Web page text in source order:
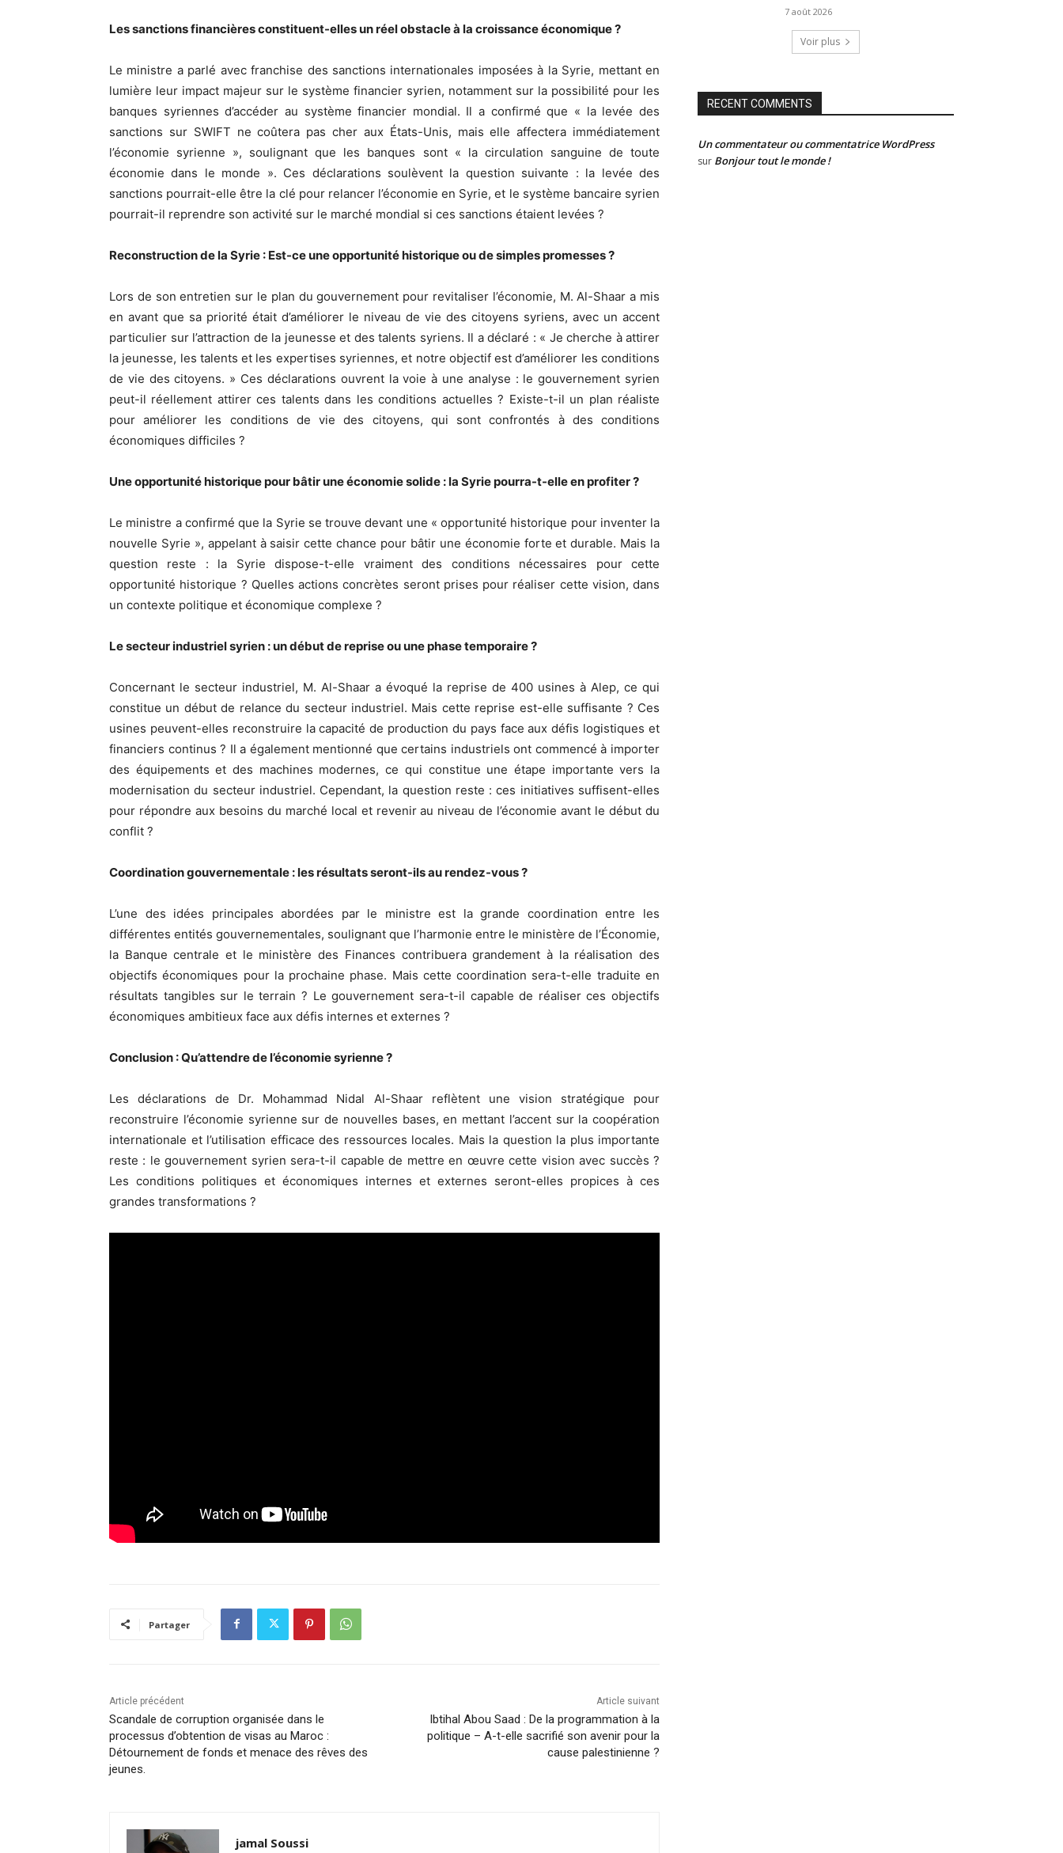
Les sanctions financières constituent-elles un réel obstacle à la croissance économique ?
Le ministre a parlé avec franchise des sanctions internationales imposées à la Syrie, mettant en
lumière leur impact majeur sur le système financier syrien, notamment sur la possibilité pour les
banques syriennes d’accéder au système financier mondial. Il a confirmé que « la levée des
sanctions sur SWIFT ne coûtera pas cher aux États-Unis, mais elle affectera immédiatement
l’économie syrienne », soulignant que les banques sont « la circulation sanguine de toute
économie dans le monde ». Ces déclarations soulèvent la question suivante : la levée des
sanctions pourrait-elle être la clé pour relancer l’économie en Syrie, et le système bancaire syrien
pourrait-il reprendre son activité sur le marché mondial si ces sanctions étaient levées ?
Reconstruction de la Syrie : Est-ce une opportunité historique ou de simples promesses ?
Lors de son entretien sur le plan du gouvernement pour revitaliser l’économie, M. Al-Shaar a mis
en avant que sa priorité était d’améliorer le niveau de vie des citoyens syriens, avec un accent
particulier sur l’attraction de la jeunesse et des talents syriens. Il a déclaré : « Je cherche à attirer
la jeunesse, les talents et les expertises syriennes, et notre objectif est d’améliorer les conditions
de vie des citoyens. » Ces déclarations ouvrent la voie à une analyse : le gouvernement syrien
peut-il réellement attirer ces talents dans les conditions actuelles ? Existe-t-il un plan réaliste
pour améliorer les conditions de vie des citoyens, qui sont confrontés à des conditions
économiques difficiles ?
Une opportunité historique pour bâtir une économie solide : la Syrie pourra-t-elle en profiter ?
Le ministre a confirmé que la Syrie se trouve devant une « opportunité historique pour inventer la
nouvelle Syrie », appelant à saisir cette chance pour bâtir une économie forte et durable. Mais la
question reste : la Syrie dispose-t-elle vraiment des conditions nécessaires pour cette
opportunité historique ? Quelles actions concrètes seront prises pour réaliser cette vision, dans
un contexte politique et économique complexe ?
Le secteur industriel syrien : un début de reprise ou une phase temporaire ?
Concernant le secteur industriel, M. Al-Shaar a évoqué la reprise de 400 usines à Alep, ce qui
constitue un début de relance du secteur industriel. Mais cette reprise est-elle suffisante ? Ces
usines peuvent-elles reconstruire la capacité de production du pays face aux défis logistiques et
financiers continus ? Il a également mentionné que certains industriels ont commencé à importer
des équipements et des machines modernes, ce qui constitue une étape importante vers la
modernisation du secteur industriel. Cependant, la question reste : ces initiatives suffisent-elles
pour répondre aux besoins du marché local et revenir au niveau de l’économie avant le début du
conflit ?
Coordination gouvernementale : les résultats seront-ils au rendez-vous ?
L’une des idées principales abordées par le ministre est la grande coordination entre les
différentes entités gouvernementales, soulignant que l’harmonie entre le ministère de l’Économie,
la Banque centrale et le ministère des Finances contribuera grandement à la réalisation des
objectifs économiques pour la prochaine phase. Mais cette coordination sera-t-elle traduite en
résultats tangibles sur le terrain ? Le gouvernement sera-t-il capable de réaliser ces objectifs
économiques ambitieux face aux défis internes et externes ?
Conclusion : Qu’attendre de l’économie syrienne ?
Les déclarations de Dr. Mohammad Nidal Al-Shaar reflètent une vision stratégique pour
reconstruire l’économie syrienne sur de nouvelles bases, en mettant l’accent sur la coopération
internationale et l’utilisation efficace des ressources locales. Mais la question la plus importante
reste : le gouvernement syrien sera-t-il capable de mettre en œuvre cette vision avec succès ?
Les conditions politiques et économiques internes et externes seront-elles propices à ces
grandes transformations ?
Partager
Article précédent
Scandale de corruption organisée dans le
processus d’obtention de visas au Maroc :
Détournement de fonds et menace des rêves des
jeunes.
Article suivant
Ibtihal Abou Saad : De la programmation à la
politique – A-t-elle sacrifié son avenir pour la
cause palestinienne ?
jamal Soussi
7 août 2026
Voir plus
RECENT COMMENTS
Un commentateur ou commentatrice WordPress
sur Bonjour tout le monde !